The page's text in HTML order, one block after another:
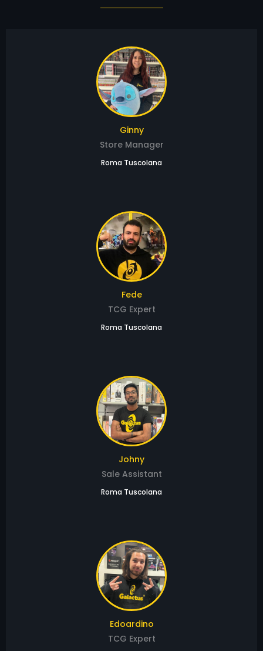
Ginny
Store Manager
Roma Tuscolana
Fede
TCG Expert
Roma Tuscolana
Johny
Sale Assistant
Roma Tuscolana
Edoardino
TCG Expert